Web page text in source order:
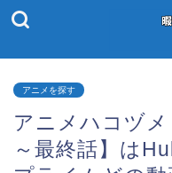
アニメを探す
アニメハコヅ
～最終話】は